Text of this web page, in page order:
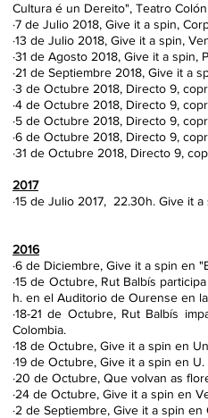
Cultura é un Dereito", Teatro
·7 de Julio 2018, Give it a spin,
·13 de Julio 2018, Give it a spin,
·31 de Agosto 2018, Give it a spin,
·21 de Septiembre 2018, Give it a
·3 de Octubre 2018, Directo 9,
·4 de Octubre 2018, Directo 9,
·5 de Octubre 2018, Directo 9,
·6 de Octubre 2018, Directo 9,
·31 de Octubre 2018, Directo 9,
2017
·15 de Julio 2017, 22.30h. Give it a
2016
·6 de Diciembre, Give it a spin en
·15 de Octubre, Rut Balbís
h. en el Auditorio de Ourense en
·18-21 de Octubre, Rut Balbís
Colombia.
·18 de Octubre, Give it a spin en
·19 de Octubre, Give it a spin en
·20 de Octubre, Que volvan as
·24 de Octubre, Give it a spin en
·2 de Septiembre, Give it a spin